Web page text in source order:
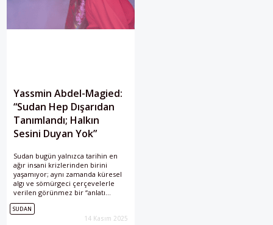
Yassmin Abdel-Magied:
“Sudan Hep Dışarıdan
Tanımlandı; Halkın
Sesini Duyan Yok”
Sudan bugün yalnızca tarihin en
ağır insani krizlerinden birini
yaşamıyor; aynı zamanda küresel
algı ve sömürgeci çerçevelerle
verilen görünmez bir “anlatı
savaşı”nın da merkezinde. Sudanlı
ve Avustrayalı yazar Yassmin
Abdel-Magied ile hem sahadaki
SUDAN
14 Kasım 2025